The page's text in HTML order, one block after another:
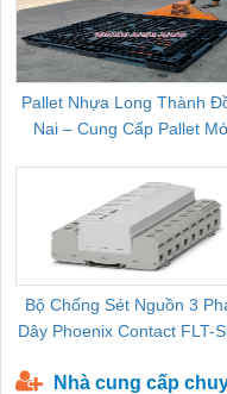
Pallet Nhựa Long Thành
Nai – Cung Cấp Pallet
Bộ Chống Sét Nguồn 3
Dây Phoenix Contact FLT-
Nhà cung cấp